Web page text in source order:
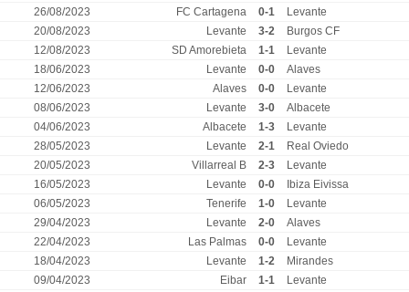
26/08/2023
FC Cartagena 0-1
Levante
20/08/2023
Levante 3-2
Burgos CF
12/08/2023
SD Amorebieta 1-1
Levante
18/06/2023
Levante 0-0
Alaves
12/06/2023
Alaves 0-0
Levante
08/06/2023
Levante 3-0
Albacete
04/06/2023
Albacete 1-3
Levante
28/05/2023
Levante 2-1
Real Oviedo
20/05/2023
Villarreal B 2-3
Levante
16/05/2023
Levante 0-0
Ibiza Eivissa
06/05/2023
Tenerife 1-0
Levante
29/04/2023
Levante 2-0
Alaves
22/04/2023
Las Palmas 0-0
Levante
18/04/2023
Levante 1-2
Mirandes
09/04/2023
Eibar 1-1
Levante